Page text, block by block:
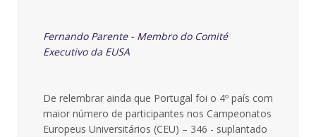
Fernando Parente - Membro do Comité
Executivo da EUSA
De relembrar ainda que Portugal foi o 4º país com
maior número de participantes nos Campeonatos
Europeus Universitários (CEU) – 346 - suplantado